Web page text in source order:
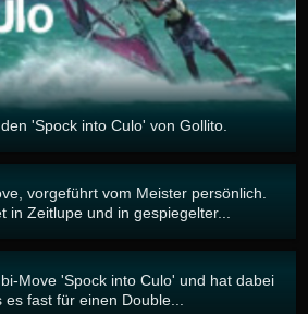
'Spock into Culo' von Gollito.
vorgeführt vom Meister persönlich.
in Zeitlupe und in gespiegelter...
Move 'Spock into Culo' und hat dabei
fast für einen Double...